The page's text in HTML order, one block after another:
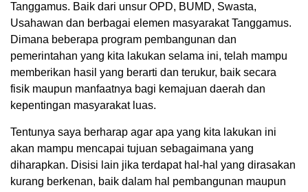
Tanggamus. Baik dari unsur OPD, BUMD, Swasta,
Usahawan dan berbagai elemen masyarakat Tanggamus.
Dimana beberapa program pembangunan dan
pemerintahan yang kita lakukan selama ini, telah mampu
memberikan hasil yang berarti dan terukur, baik secara
fisik maupun manfaatnya bagi kemajuan daerah dan
kepentingan masyarakat luas.
Tentunya saya berharap agar apa yang kita lakukan ini
akan mampu mencapai tujuan sebagaimana yang
diharapkan. Disisi lain jika terdapat hal-hal yang dirasakan
kurang berkenan, baik dalam hal pembangunan maupun